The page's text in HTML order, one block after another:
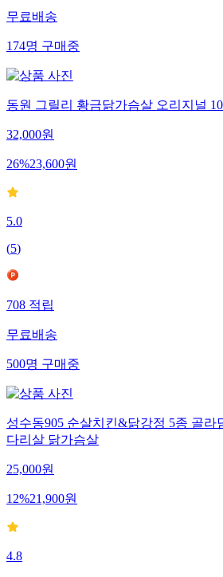
무료배송
174명구매중
동원 그릴리 황금닭가슴살 오리지널
32,000원
26%23,600원
5.0
(5)
708적립
무료배송
500명구매중
성수동905 순살치킨&닭강정 5종 골라
다리살 닭가슴살
25,000원
12%21,900원
4.8